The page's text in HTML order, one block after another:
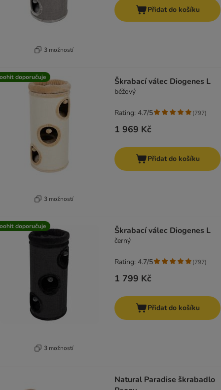
3 možností
Přidat do košíku
doporučuje
3 možností
Škrabací válec Diogenes L
béžový
1 969 Kč
Rating: 4.7/5 (797)
Přidat do košíku
doporučuje
3 možností
Škrabací válec Diogenes L
černý
1 799 Kč
Rating: 4.7/5 (797)
Přidat do košíku
Natural Paradise škrabadlo